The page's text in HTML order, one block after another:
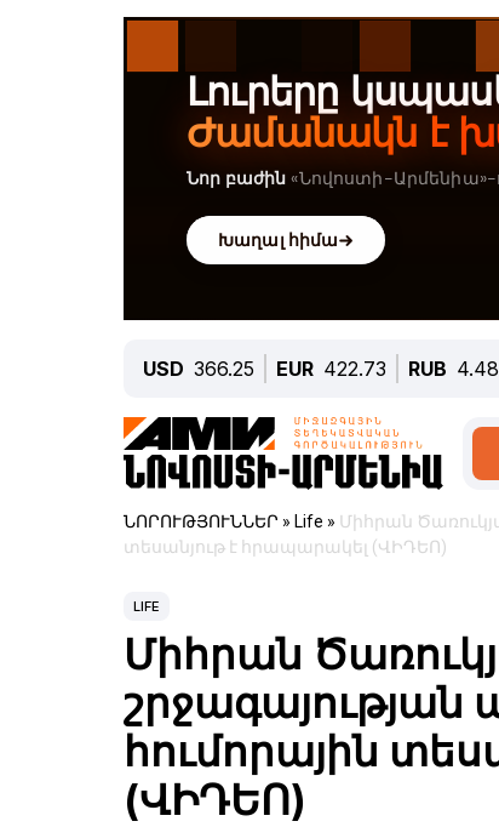
USD 366.25 EUR 422.73 RUB
ՆՈՐՈՒԹՅՈՒՆՆԵՐ » Life » Միհրան
տեսանյութ է հրապարակել (ՎԻԴԵՈ)
LIFE
Միհրան
շրջագայության
հումորային
(ՎԻԴԵՈ)